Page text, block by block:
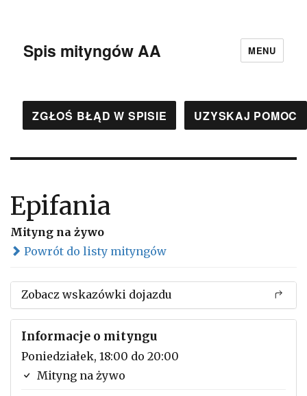
Spis mityngów AA MENU
ZGŁOŚ BŁĄD W SPISIE UZYSKAJ POMOC
Epifania
Mityng na żywo
Powrót do listy mityngów
Zobacz wskazówki dojazdu
Informacje o mityngu
Poniedziałek, 18:00 do 20:00
Mityng na żywo